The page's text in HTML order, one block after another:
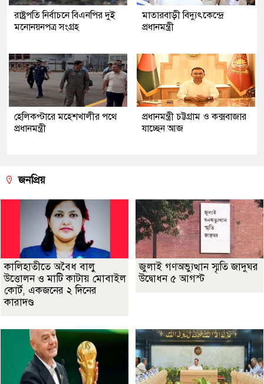
রাষ্ট্রপতি নির্বাচনে বিএনপির দুই
মনোনয়নপত্র সংগ্রহ
মাতারবাড়ী বিদ্যুৎকেন্দ্রে
প্রধানমন্ত্রী
হেলিকপ্টারে মহেশখালীর পথে
প্রধানমন্ত্রী
প্রধানমন্ত্রী চট্টগ্রাম ও কক্সবাজার
যাচ্ছেন আজ
জনপ্রিয়
কালিহাতীতে অবৈধ বালু
উত্তোলন ও মাটি কাটায় মোবাইল
কোর্ট, একজনের ২ দিনের
কারাদণ্ড
জুলাই গণঅভ্যুত্থান স্মৃতি জাদুঘর
উদ্বোধন ৫ আগস্ট